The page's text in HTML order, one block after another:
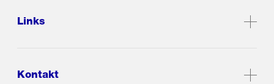
Links
Kontakt